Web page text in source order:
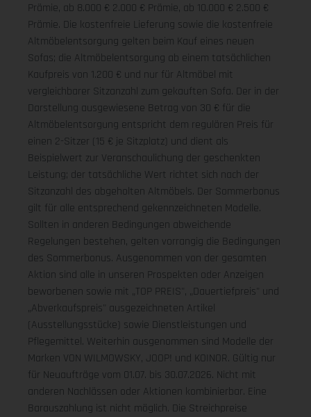
Prämie, ab 8.000 € 2.000 € Prämie, ab 10.000 € 2.500 €
Prämie. Die kostenfreie Lieferung sowie die kostenfreie
Altmöbelentsorgung gelten beim Kauf eines neuen
Sofas; die Altmöbelentsorgung ab einem tatsächlichen
Kaufpreis von 1.200 € und nur für Altmöbel mit
vergleichbarer Sitzanzahl zum gekauften Sofa. Der in der
Darstellung ausgewiesene Betrag von 30 € für die
Altmöbelentsorgung entspricht dem regulären Preis für
einen 2-Sitzer (15 € je Sitzplatz) und dient als
Beispielwert zur Veranschaulichung der geschenkten
Leistung; der tatsächliche Wert richtet sich nach der
Sitzanzahl des abgeholten Altmöbels. Der Sommerbonus
gilt für alle entsprechend gekennzeichneten Modelle.
Sollten in anderen Bedingungen abweichende
Regelungen bestehen, gelten vorrangig die Bedingungen
des Sommerbonus. Ausgenommen von der gesamten
Aktion sind alle in unseren Prospekten oder Anzeigen
beworbenen sowie mit „TOP PREIS", „Dauertiefpreis" und
„Abverkaufspreis" ausgezeichneten Artikel
(Ausstellungsstücke) sowie Dienstleistungen und
Pflegemittel. Weiterhin ausgenommen sind Modelle der
Marken VON WILMOWSKY, JOOP! und KOINOR. Gültig nur
für Neuaufträge vom 01.07. bis 30.07.2026. Nicht mit
anderen Nachlässen oder Aktionen kombinierbar. Eine
Barauszahlung ist nicht möglich. Die Streichpreise